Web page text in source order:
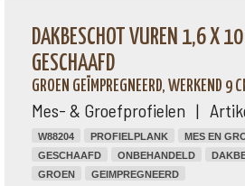
DAKBESCHOT VUREN 1,6 X
GESCHAAFD
GROEN GEÏMPREGNEERD, WERKEND 9
Mes- & Groefprofielen |
W88204 PROFIELPLANK MES EN
GESCHAAFD
ONBEHANDELD
GROEN
GEIMPREGNEERD